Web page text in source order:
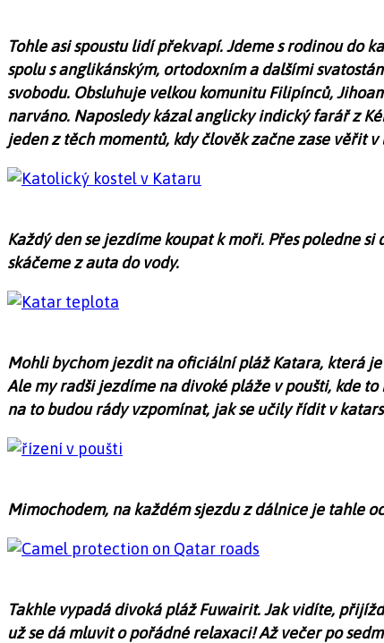
Tohle asi spoustu lidí překvapí. Jdeme s rodinou do
spolu s anglikánským, ortodoxním a dalšími
svobodu. Obsluhuje velkou komunitu Filipínců,
narváno. Naposledy kázal anglicky indický farář z
jeden z těch momentů, kdy člověk začne zase věřit
Každý den se jezdíme koupat k moři. Přes poledne
skáčeme z auta do vody.
Mohli bychom jezdit na oficiální pláž Katara, která
Ale my radši jezdíme na divoké pláže v poušti, kde
na to budou rády vzpomínat, jak se učily řídit v
Mimochodem, na každém sjezdu z dálnice je tahle
Takhle vypadá divoká pláž Fuwairit. Jak vidíte,
už se dá mluvit o pořádné relaxaci! Až večer po